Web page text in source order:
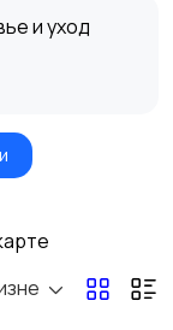
и уход
коляски